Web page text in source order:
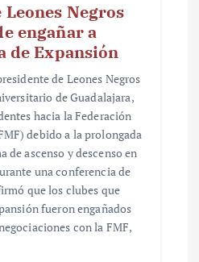
Negros
engañar a
de Expansión
de Leones Negros
de Guadalajara,
hacia la Federación
debido a la prolongada
de ascenso y descenso en
una conferencia de
que los clubes que
fueron engañados
con la FMF,